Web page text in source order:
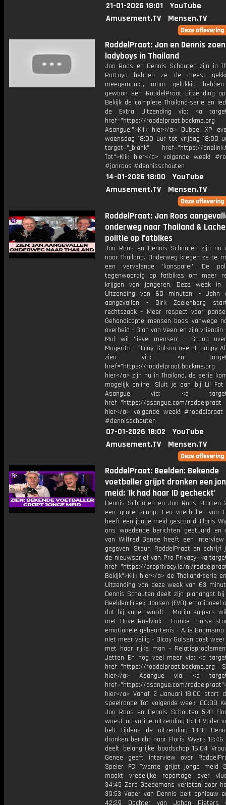
21-01-2026 18:01
YouTube
Amusement.TV
Mensen.TV
RoddelPraat: Jan en Dennis
ladyboys in Thailand
Jan Roos en Dennis Schouten zijn in
Pattaya hebben ze de meest
meegemaakt, maar gelukkig
gewoon een RoddelPraat uitzending
Bekijk de complete Thailand-serie en
de Extra Uitzending via: <a
href="https://roddelpraat.backme.org
Asangue:">Klik hier</a> Dubbel XP
woensdag 18:00 uur tot vrijdag 18:00
target="_blank" href="https://
Tot">Klik hier</a> volgende week!
#janroos #dennisschouten
14-01-2026 18:00
YouTube
Amusement.TV
Mensen.TV
RoddelPraat: Jan Roos
onderweg naar Thailand &
politie op fatbikes
Jan Roos en Dennis Schouten zijn nu
naar Thailand. Onderweg kregen ze te
een vervelende ‘kansparel’. De
tegenwoordig op fatbikes om meer
krijgen van jongeren. Deze week in
Uitzending van 60 minuten: - John
aangevallen - Dirk Zeelenberg
rechtszaak - Meer respect voor
Gehandicapte mensen boos vanwege
overheid - Gian van Veen en zijn vriendin
Mol wil ‘lieve mensen’ - Scoop
Magerita - Olcay Gulsun neemt puppy
zien via: <a
href="https://roddelpraat.backme.org
hier</a> zijn nu in Thailand, de serie
mogelijk online. Sluit je aan bij Lil
Asangue via: <a
href="https://asangue.com/
hier</a> volgende week!
#dennisschouten
07-01-2026 18:02
YouTube
Amusement.TV
Mensen.TV
RoddelPraat: Beelden: Bekende
voetballer grijpt dronken een
meid: 'Ik had haar ID gecheckt'
Dennis Schouten en Jan Roos starten
een grote scoop: Een voetballer van
heeft een jonge meid gescoord. Floris
ons woedende berichten gestuurd en
van Wilfred Genee heeft een
gegeven. Steun RoddelPraat en schrijf
de nieuwsbrief van Pro Privacy: <a
href="https://proprivacy.io/nl/
Bekijk">Klik hier</a> de Thailand-serie
Uitzending van deze week van 63
Dennis Schouten deelt zijn planangst
Beelden:Freek Jansen (FVD) emotioneel
dat hij vader wordt - Marijn Kuipers
met Dave Roelvink - Famke Louise
emotionele gebeurtenis - Arie
niet meer veilig - Olcay Gulsen doet
met haar rijke man -
Jetten En nog veel meer via: <a
href="https://roddelpraat.backme.org
hier</a> Asangue via: <a
href="https://asangue.com/
hier</a> Vanaf 2 Januari 18:00 start
speelronde Tot volgende week! 00:00
Jan Roos en Dennis Schouten 5:41
woest na vorige uitzending 8:00 Vader
belt tijdens de uitzending 10:10
dronken bericht naar Floris Wyers 12:46
deelt belangrijke boodschap 16:04
Genee geeft interview over
Speler FC Twente grijpt jonge meid
maakt vreselijke reportage over
34:45 Zara Goedemans verlaten door
39:53 Vader van Dennis belt opnieuw
42:29 Dochter van Johan Pieters